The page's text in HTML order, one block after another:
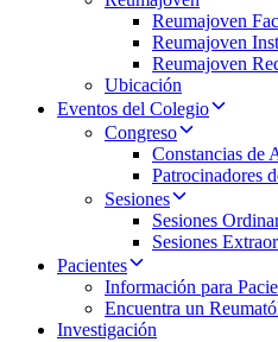
Reumajoven
Reumajoven
Reumajoven
Ubicación
Eventos del Colegio
Congreso
Constancias de
Patrocinadores
Sesiones
Sesiones
Sesiones
Pacientes
Información para
Encuentra un
Investigación